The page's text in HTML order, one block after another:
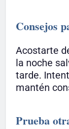
Consejos
Acostarte
la noche
tarde.
mantén
Prueba